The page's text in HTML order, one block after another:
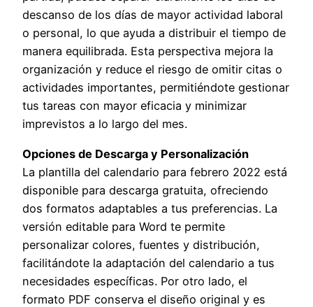
descanso de los días de mayor actividad laboral
o personal, lo que ayuda a distribuir el tiempo de
manera equilibrada. Esta perspectiva mejora la
organización y reduce el riesgo de omitir citas o
actividades importantes, permitiéndote gestionar
tus tareas con mayor eficacia y minimizar
imprevistos a lo largo del mes.
Opciones de Descarga y Personalización
La plantilla del calendario para febrero 2022 está
disponible para descarga gratuita, ofreciendo
dos formatos adaptables a tus preferencias. La
versión editable para Word te permite
personalizar colores, fuentes y distribución,
facilitándote la adaptación del calendario a tus
necesidades específicas. Por otro lado, el
formato PDF conserva el diseño original y es